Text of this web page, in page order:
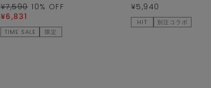
¥7,590 10% OFF
¥6,831
TIME SALE 限定
¥5,940
HIT 別注コラボ